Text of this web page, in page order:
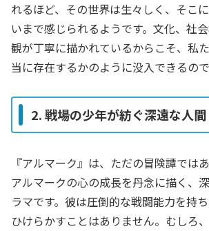
れるほど、その世界は生々しく、そこ
いまで感じられるようです。文化、社
観が丁寧に描かれているからこそ、私
当に存在するかのように没入できるので
2. 戦場の少年が紡ぐ深遠な人
『アルマーク』は、ただの冒険譚では
アルマークの心の成長を丹念に描く、
ラマです。彼は圧倒的な戦闘能力を持
ひけらかすことはありません。むしろ